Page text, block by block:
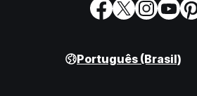
Português (Brasil)